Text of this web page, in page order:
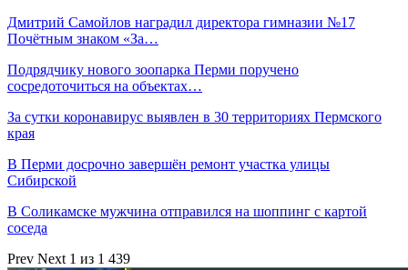
Дмитрий Самойлов наградил директора гимназии №17
Почётным знаком «За…
Подрядчику нового зоопарка Перми поручено
сосредоточиться на объектах…
За сутки коронавирус выявлен в 30 территориях Пермского
края
В Перми досрочно завершён ремонт участка улицы
Сибирской
В Соликамске мужчина отправился на шоппинг с картой
соседа
Prev Next 1 из 1 439